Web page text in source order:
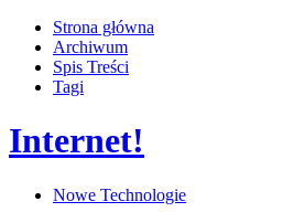
Strona główna
Archiwum
Spis Treści
Tagi
Internet!
Nowe Technologie